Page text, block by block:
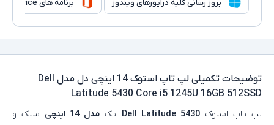
بروز رسانی کلیه درایورهای ویندوز برنامه های Microsoft Office
توضیحات تکمیلی
لپ تاپ استوک 14 اینچی دل مدل Dell
Latitude 5430 Core i5 1245U 16GB 512SSD
لپ‌ تاپ استوکDell Latitude 5430 یک مدل 14 اینچی
سبک و